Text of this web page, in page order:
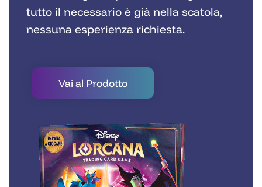
tutto il necessario è già nella scatola,
nessuna esperienza richiesta.
Vai al Prodotto